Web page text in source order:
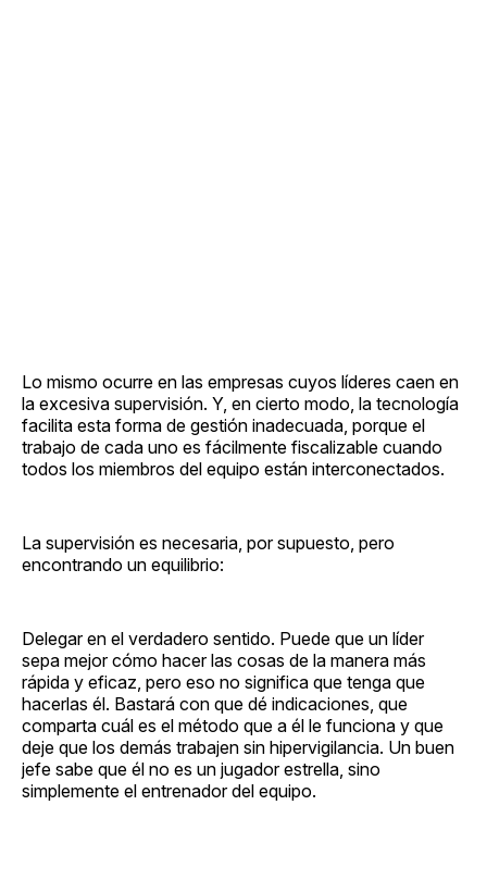
Lo mismo ocurre en las empresas cuyos líderes caen en
la excesiva supervisión. Y, en cierto modo, la tecnología
facilita esta forma de gestión inadecuada, porque el
trabajo de cada uno es fácilmente fiscalizable cuando
todos los miembros del equipo están interconectados.
La supervisión es necesaria, por supuesto, pero
encontrando un equilibrio:
Delegar en el verdadero sentido. Puede que un líder
sepa mejor cómo hacer las cosas de la manera más
rápida y eficaz, pero eso no significa que tenga que
hacerlas él. Bastará con que dé indicaciones, que
comparta cuál es el método que a él le funciona y que
deje que los demás trabajen sin hipervigilancia. Un buen
jefe sabe que él no es un jugador estrella, sino
simplemente el entrenador del equipo.